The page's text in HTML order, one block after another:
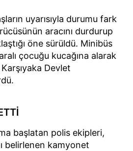
uyarısıyla durumu fark
aracını durdurup
öne sürüldü. Minibüs
çocuğu kucağına alarak
Devlet
başlatan polis ekipleri,
belirlenen kamyonet